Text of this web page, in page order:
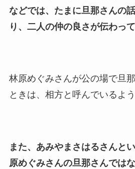
などでは、たまに旦那さんの
り、二人の仲の良さが伝わって
林原めぐみさんが公の場で旦
ときは、相方と呼んでいるよう
また、あみやまさはるさんと
原めぐみさんの旦那さんでは